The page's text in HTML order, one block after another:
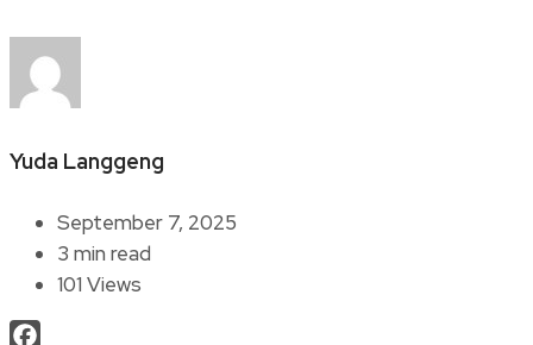
Yuda Langgeng
September 7, 2025
3 min read
101 Views